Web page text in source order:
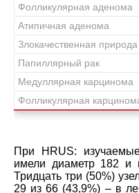
Фолликулярная аденома
Атипичная аденома
Злокачественная природа
Папиллярный рак
Медуллярная карцинома
Фолликулярная
При HRUS:
имели диаметр 182 и
Тридцать три (50%)
29 из 66 (43,9%) – в